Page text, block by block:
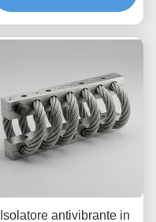
interamente in metallo
Isolatore antivibrante in